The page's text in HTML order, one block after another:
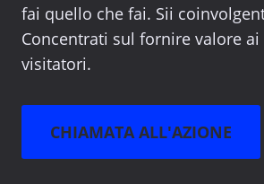
fai quello che fai. Sii
Concentrati sul fornire valore ai
visitatori.
CHIAMATA ALL'AZIONE